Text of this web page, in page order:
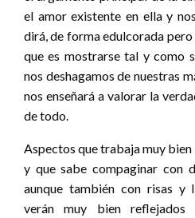
el amor existente en ella y
dirá, de forma edulcorada
que es mostrarse tal y como
nos deshagamos de nuestras
nos enseñará a valorar la
de todo.
Aspectos que trabaja muy bien
y que sabe compaginar con
aunque también con risas y
verán muy bien reflejados